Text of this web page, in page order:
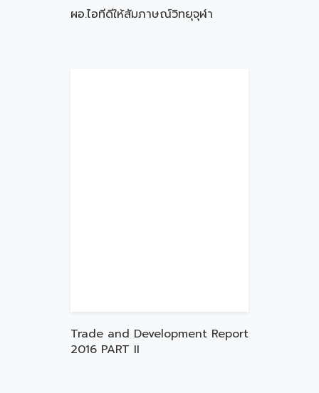
ผอ.ไอทีดีให้สัมภาษณ์วิทยุจุฬา
Trade and Development Report
2016 PART II